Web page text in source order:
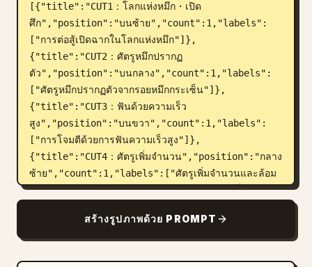
[{"title":"CUT1：โลกแห่งหมึก・เปิด
ศึก","position":"บนซ้าย","count":1,"labels":
["การต่อสู้เปิดฉากในโลกแห่งหมึก"]},
{"title":"CUT2：ศัตรูหมึกปรากฏ
ตัว","position":"บนกลาง","count":1,"labels":
["ศัตรูหมึกปรากฏตัวจากรอยหมึกกระเซ็น"]},
{"title":"CUT3：ฟันด้วยความเร็ว
สูง","position":"บนขวา","count":1,"labels":
["การโจมตีด้วยการฟันความเร็วสูง"]},
{"title":"CUT4：ศัตรูเพิ่มจำนวน","position":"กลาง
ซ้าย","count":1,"labels":["ศัตรูเพิ่มจำนวนและล้อม
รอบฮีโร่"]},{"title":"CUT5：เปิดใช้งานบัลเล็ต
กลาง","count":1,"labels":["เปิดใช้งานบัลเล็ต
ไทม์"]},{"title":"CUT6：เริ่มท่าฟัน
สร้างรูปภาพด้วย PROMPT